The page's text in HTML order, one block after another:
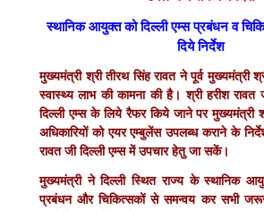
स्थानिक आयुक्त को दिल्ली एम्स प्रबंधन व
दिये निर्देश
मुख्यमंत्री श्री तीरथ सिंह रावत ने पूर्व मुख्यमंत्री
स्वास्थ्य लाभ की कामना की है। श्री हरीश रावत
दिल्ली एम्स के लिये रैफर किये जाने पर मुख्यमंत्री
अधिकारियों को एयर एम्बुलेंस उपलब्ध कराने के
रावत जी दिल्ली एम्स में उपचार हेतु जा सकें।
मुख्यमंत्री ने दिल्ली स्थित राज्य के स्थानिक
प्रबंधन और चिकित्सकों से समन्वय कर सभी